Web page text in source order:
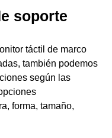
soporte
táctil de marco
también podemos
según las
forma, tamaño,